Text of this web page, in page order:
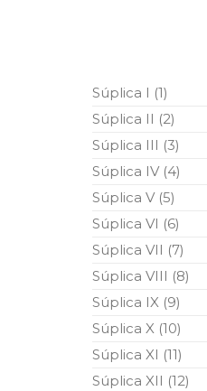
As
Por: Ahmad
morte e
ter entrado
10 DE
Em nome de
relembramos o
Hussein Ibn
Súplica I (1)
Súplica II (2)
Súplica III (3)
Súplica IV (4)
Súplica V (5)
Súplica VI (6)
Súplica VII (7)
Súplica VIII (8)
Súplica IX (9)
Súplica X (10)
Súplica XI (11)
Súplica XII (12)